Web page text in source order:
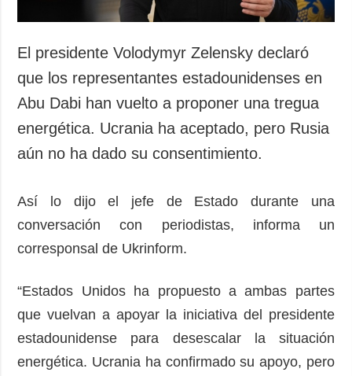
El presidente Volodymyr Zelensky declaró
que los representantes estadounidenses en
Abu Dabi han vuelto a proponer una tregua
energética. Ucrania ha aceptado, pero Rusia
aún no ha dado su consentimiento.
Así lo dijo el jefe de Estado durante una
conversación con periodistas, informa un
corresponsal de Ukrinform.
“Estados Unidos ha propuesto a ambas partes
que vuelvan a apoyar la iniciativa del presidente
estadounidense para desescalar la situación
energética. Ucrania ha confirmado su apoyo, pero